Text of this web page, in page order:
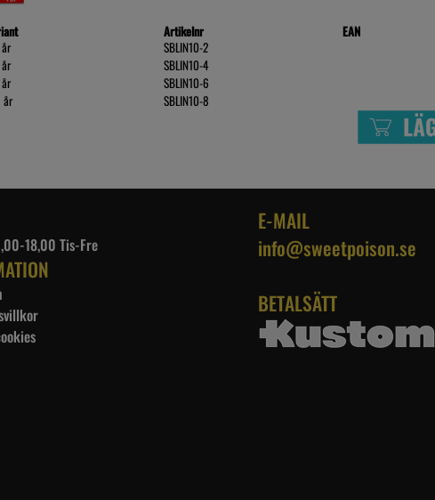
Artikelnr EAN
SBLIN10-2
SBLIN10-4
SBLIN10-6
år
SBLIN10-8
18,00 Tis-Fre
E-MAIL
info@sweetpoison.se
BETALSÄTT